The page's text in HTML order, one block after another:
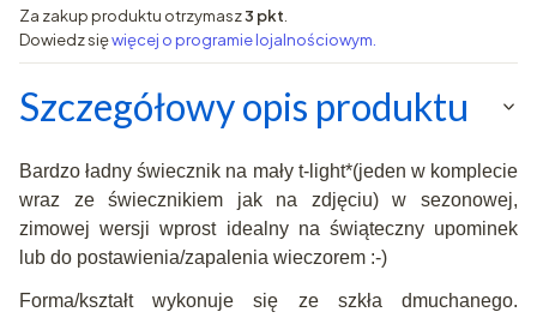
Za zakup produktu otrzymasz3 pkt
Dowiedz sięwięcej o programie lojalnościowym.
Szczegółowy opis produktu
Bardzo ładny świecznik na mały t-light*(jeden w komplecie
wraz ze świecznikiem jak na zdjęciu) w sezonowej,
zimowej wersji wprost idealny na świąteczny upominek
lub do postawienia/zapalenia wieczorem :-)
Forma/kształt wykonuje się ze szkła dmuchanego.